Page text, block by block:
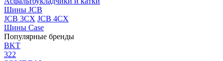
Шины JCB
JCB 3CX JCB 4CX
Шины Case
Популярные бренды
BKT
322